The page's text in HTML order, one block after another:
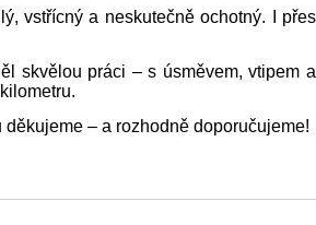
vstřícný a neskutečně ochotný. I přes
skvělou práci – s úsměvem, vtipem a
– a rozhodně doporučujeme!